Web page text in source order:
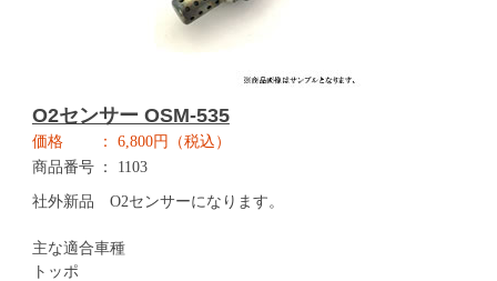
O2センサー OSM-535
価格
6,800円（税込）
商品番号
1103
社外新品 O2センサーになります。
主な適合車種
トッポ